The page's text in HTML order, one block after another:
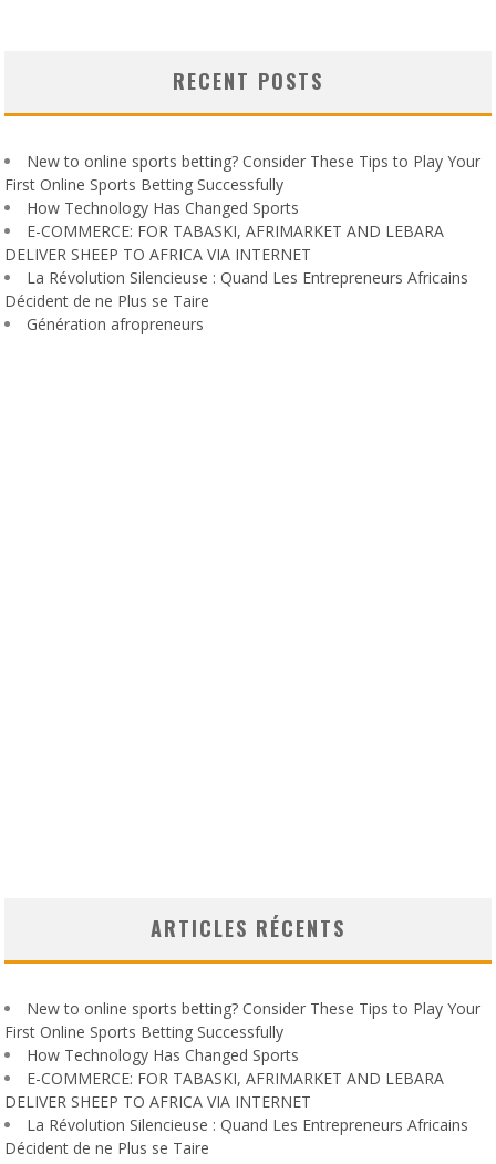
RECENT POSTS
New to online sports betting? Consider These Tips to Play Your
First Online Sports Betting Successfully
How Technology Has Changed Sports
E-COMMERCE: FOR TABASKI, AFRIMARKET AND LEBARA
DELIVER SHEEP TO AFRICA VIA INTERNET
La Révolution Silencieuse : Quand Les Entrepreneurs Africains
Décident de ne Plus se Taire
Génération afropreneurs
ARTICLES RÉCENTS
New to online sports betting? Consider These Tips to Play Your
First Online Sports Betting Successfully
How Technology Has Changed Sports
E-COMMERCE: FOR TABASKI, AFRIMARKET AND LEBARA
DELIVER SHEEP TO AFRICA VIA INTERNET
La Révolution Silencieuse : Quand Les Entrepreneurs Africains
Décident de ne Plus se Taire